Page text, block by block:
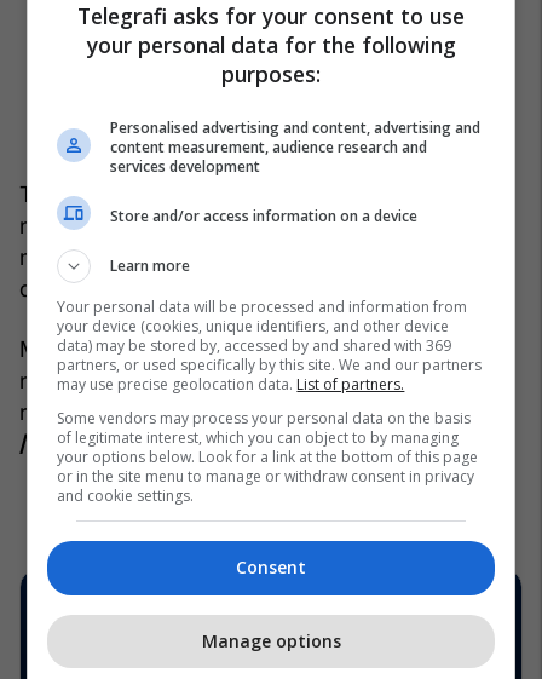
Te shumica e personave të shëndetshëm,
ngurtësia dhe dhimbja janë vetëm reagim ndaj
mungesës së lëvizjes dhe zakonisht largohen pas
disa minutash aktivitet.
Megjithatë, nëse simptomat përkeqësohen ose
ndikojnë në jetën e përditshme, është e
rëndësishme të kërkohet ndihmë profesionale.
/Telegrafi/
Telegrafi asks for your consent to use
your personal data for the following
purposes:
Personalised advertising and content, advertising and
content measurement, audience research and
services development
Store and/or access information on a device
Learn more
Your personal data will be processed and information from
your device (cookies, unique identifiers, and other device
data) may be stored by, accessed by and shared with 369
partners, or used specifically by this site. We and our partners
may use precise geolocation data. List of partners.
Some vendors may process your personal data on the basis
of legitimate interest, which you can object to by managing
your options below. Look for a link at the bottom of this page
or in the site menu to manage or withdraw consent in privacy
and cookie settings.
Consent
Manage options